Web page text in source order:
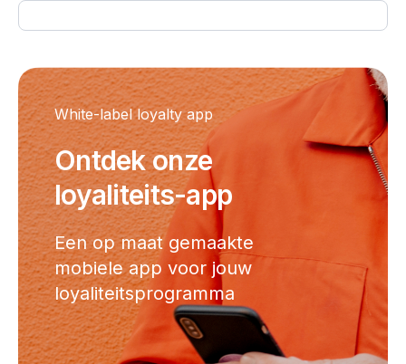
White-label loyalty app
Ontdek onze
loyaliteits-app
Een op maat gemaakte
mobiele app voor jouw
loyaliteitsprogramma